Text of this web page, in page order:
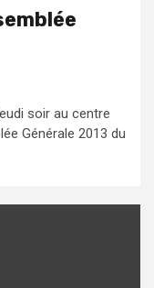
soir au centre
Générale 2013 du